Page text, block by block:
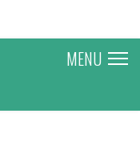
MENU